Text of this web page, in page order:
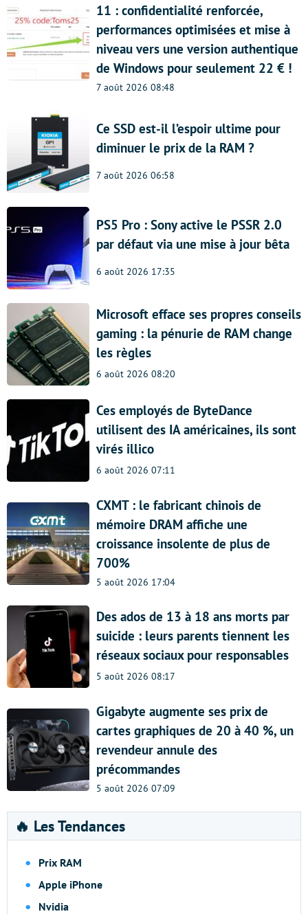
11 : confidentialité renforcée,
performances optimisées et mise à
niveau vers une version authentique
de Windows pour seulement 22 € !
7 août 2026 08:48
Ce SSD est-il l’espoir ultime pour
diminuer le prix de la RAM ?
7 août 2026 06:58
PS5 Pro : Sony active le PSSR 2.0
par défaut via une mise à jour bêta
6 août 2026 17:35
Microsoft efface ses propres conseils
gaming : la pénurie de RAM change
les règles
6 août 2026 08:20
Ces employés de ByteDance
utilisent des IA américaines, ils sont
virés illico
6 août 2026 07:11
CXMT : le fabricant chinois de
mémoire DRAM affiche une
croissance insolente de plus de
700%
5 août 2026 17:04
Des ados de 13 à 18 ans morts par
suicide : leurs parents tiennent les
réseaux sociaux pour responsables
5 août 2026 08:17
Gigabyte augmente ses prix de
cartes graphiques de 20 à 40 %, un
revendeur annule des
précommandes
5 août 2026 07:09
🔥 Les Tendances
Prix RAM
Apple iPhone
Nvidia